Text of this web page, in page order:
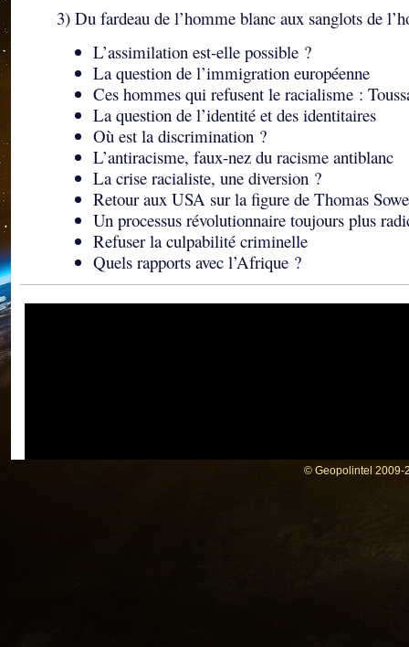
3) Du fardeau de l’homme blanc aux sanglots de
L’assimilation est-elle possible ?
La question de l’immigration européenne
Ces hommes qui refusent le racialisme :
La question de l’identité et des identitaires
Où est la discrimination ?
L’antiracisme, faux-nez du racisme antiblanc
La crise racialiste, une diversion ?
Retour aux USA sur la figure de Thomas
Un processus révolutionnaire toujours plus
Refuser la culpabilité criminelle
Quels rapports avec l’Afrique ?
© Geopolintel 2009-